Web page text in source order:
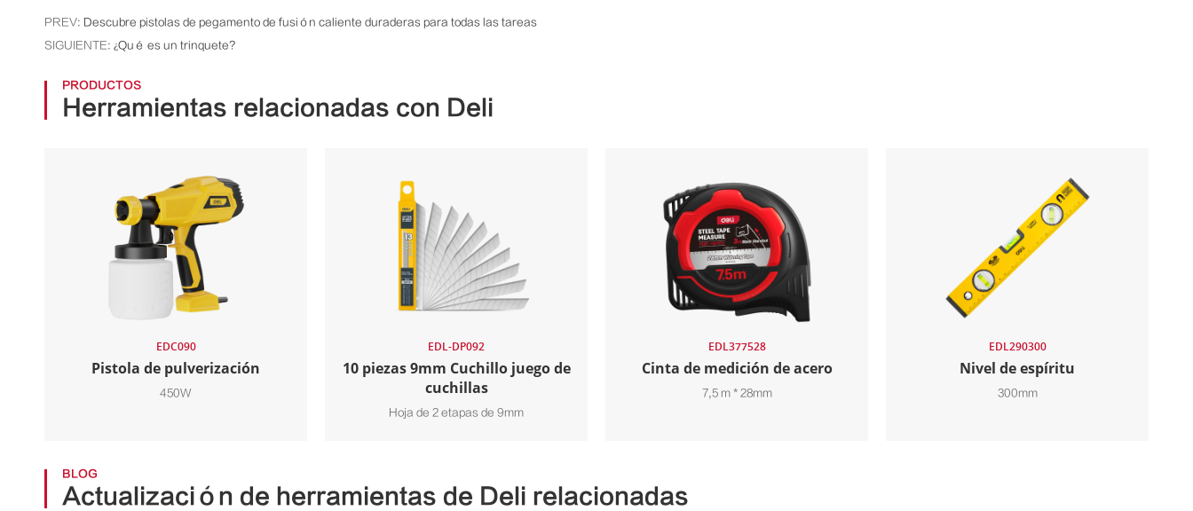
PREV: Descubre pistolas de pegamento de fusión caliente duraderas para todas las tareas
SIGUIENTE: ¿Qué es un trinquete?
PRODUCTOS
Herramientas relacionadas con Deli
EDC090
Pistola de pulverización
450W
EDL-DP092
10 piezas 9mm Cuchillo juego de
cuchillas
Hoja de 2 etapas de 9mm
EDL377528
Cinta de medición de acero
7,5 m * 28mm
EDL290300
Nivel de espíritu
300mm
BLOG
Actualización de herramientas de Deli relacionadas